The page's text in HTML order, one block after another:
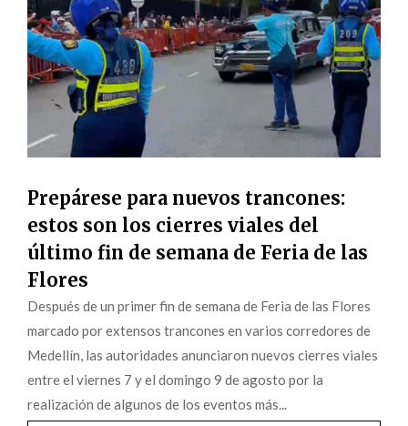
Prepárese para nuevos trancones:
estos son los cierres viales del
último fin de semana de Feria de las
Flores
Después de un primer fin de semana de Feria de las Flores
marcado por extensos trancones en varios corredores de
Medellín, las autoridades anunciaron nuevos cierres viales
entre el viernes 7 y el domingo 9 de agosto por la
realización de algunos de los eventos más...